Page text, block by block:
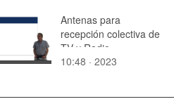
Antenas para
recepción colectiva de
TV y Radio
10:48 · 2023